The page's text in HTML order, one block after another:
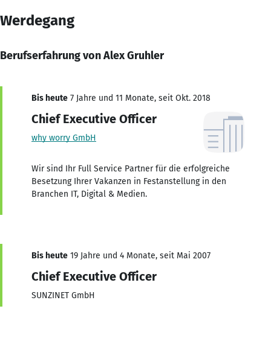
Werdegang
Berufserfahrung von Alex Gruhler
Bis heute 7 Jahre und 11 Monate, seit Okt. 2018
Chief Executive Officer
why worry GmbH
Wir sind Ihr Full Service Partner für die erfolgreiche
Besetzung Ihrer Vakanzen in Festanstellung in den
Branchen IT, Digital & Medien.
Bis heute 19 Jahre und 4 Monate, seit Mai 2007
Chief Executive Officer
SUNZINET GmbH